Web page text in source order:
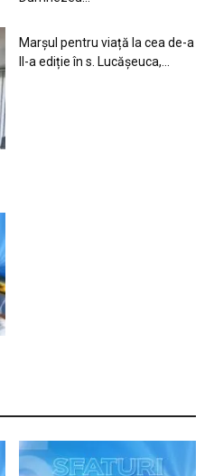
Marșul pentru viață la cea de-a
II-a ediție în s. Lucășeuca,...